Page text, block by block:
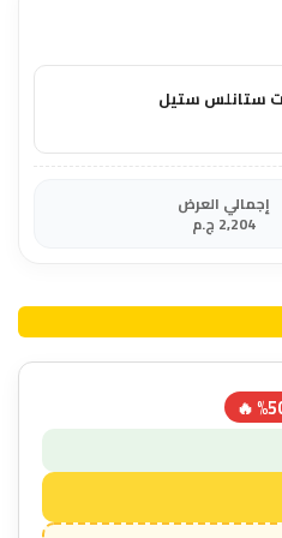
إجمالي العرض
2,204 ج.م